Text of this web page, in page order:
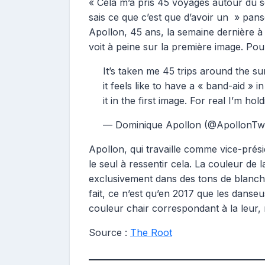
« Cela m’a pris 45 voyages autour du
sais ce que c’est que d’avoir un »
Apollon, 45 ans, la semaine dernière
voit à peine sur la première image.
It’s taken me 45 trips around the
it feels like to have a « band-aid »
it in the first image. For real I’m
— Dominique Apollon
Apollon, qui travaille comme vice-
le seul à ressentir cela. La couleur de
exclusivement dans des tons de
fait, ce n’est qu’en 2017 que les
couleur chair correspondant à la leur,
Source : The Root